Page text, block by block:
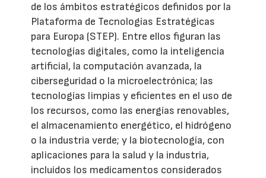
de los ámbitos estratégicos definidos por la
Plataforma de Tecnologías Estratégicas
para Europa (STEP). Entre ellos figuran las
tecnologías digitales, como la inteligencia
artificial, la computación avanzada, la
ciberseguridad o la microelectrónica; las
tecnologías limpias y eficientes en el uso de
los recursos, como las energías renovables,
el almacenamiento energético, el hidrógeno
o la industria verde; y la biotecnología, con
aplicaciones para la salud y la industria,
incluidos los medicamentos considerados